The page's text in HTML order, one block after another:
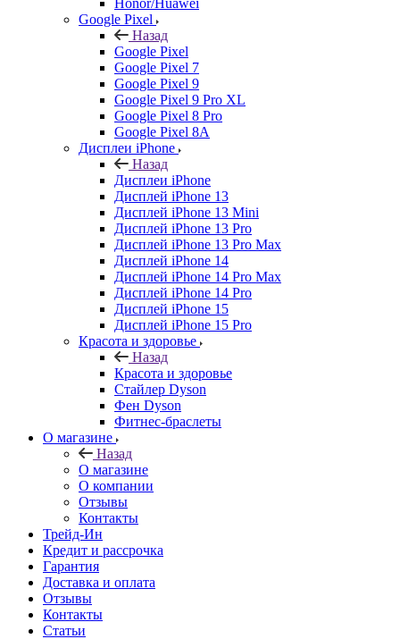
Honor/Huawei
Google Pixel
Назад
Google Pixel
Google Pixel 7
Google Pixel 9
Google Pixel 9 Pro XL
Google Pixel 8 Pro
Google Pixel 8A
Дисплеи iPhone
Назад
Дисплеи iPhone
Дисплей iPhone 13
Дисплей iPhone 13 Mini
Дисплей iPhone 13 Pro
Дисплей iPhone 13 Pro Max
Дисплей iPhone 14
Дисплей iPhone 14 Pro Max
Дисплей iPhone 14 Pro
Дисплей iPhone 15
Дисплей iPhone 15 Pro
Красота и здоровье
Назад
Красота и здоровье
Стайлер Dyson
Фен Dyson
Фитнес-браслеты
О магазине
Назад
О магазине
О компании
Отзывы
Контакты
Трейд-Ин
Кредит и рассрочка
Гарантия
Доставка и оплата
Отзывы
Контакты
Статьи